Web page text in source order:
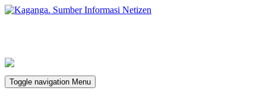
Toggle navigation Menu